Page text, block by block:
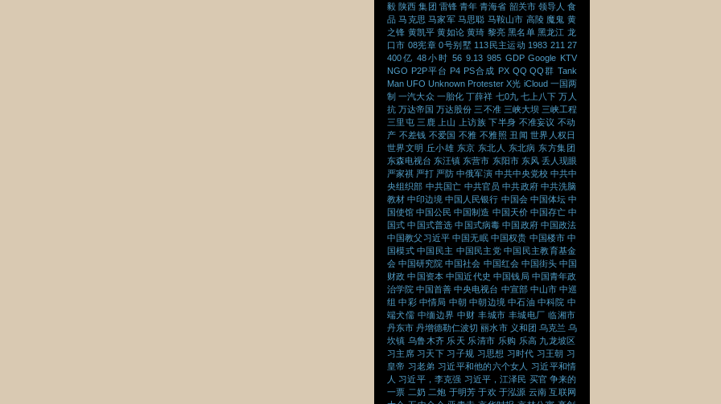
毅 陕西 集团 雷锋 青年 青海省 韶关市 领导人 食
品 马克思 马家军 马思聪 马鞍山市 高陵 魔鬼 黄
之锋 黄凯平 黄如论 黄琦 黎亮 黑名单 黑龙江 龙
口市 08宪章 0号别墅 113民主运动 1983 211 27
400亿 48小时 56 9.13 985 GDP Google KTV
NGO P2P平台 P4 PS合成 PX QQ QQ群 Tank
Man UFO Unknown Protester X光 iCloud 一国两
制 一汽大众 一胎化 丁薛祥 七0九 七上八下 万人
抗 万达帝国 万达股份 三不准 三峡大坝 三峡工程
三里屯 三鹿 上山 上访族 下半身 不准妄议 不动
产 不差钱 不爱国 不雅 不雅照 丑闻 世界人权日
世界文明 丘小雄 东京 东北人 东北病 东方集团
东森电视台 东汪镇 东营市 东阳市 东风 丢人现眼
严家祺 严打 严防 中俄军演 中共中央党校 中共中
央组织部 中共国亡 中共官员 中共政府 中共洗脑
教材 中印边境 中国人民银行 中国会 中国体坛 中
国使馆 中国公民 中国制造 中国天价 中国存亡 中
国式 中国式普选 中国式病毒 中国政府 中国政法
中国教父习近平 中国无眠 中国权贵 中国楼市 中
国模式 中国民主 中国民主党 中国民主教育基金
会 中国研究院 中国社会 中国红会 中国街头 中国
财政 中国资本 中国近代史 中国钱局 中国青年政
治学院 中国首善 中央电视台 中宣部 中山市 中巡
组 中彩 中情局 中朝 中朝边境 中石油 中科院 中
端犬儒 中缅边界 中财 丰城市 丰城电厂 临湘市
丹东市 丹增德勒仁波切 丽水市 义和团 乌克兰 乌
坎镇 乌鲁木齐 乐天 乐清市 乐购 乐高 九龙坡区
习主席 习天下 习子规 习思想 习时代 习王朝 习
皇帝 习老弟 习近平和他的六个女人 习近平和情
人 习近平，李克强 习近平，江泽民 买官 争来的
一票 二奶 二炮 于明芳 于欢 于泓源 云南 互联网